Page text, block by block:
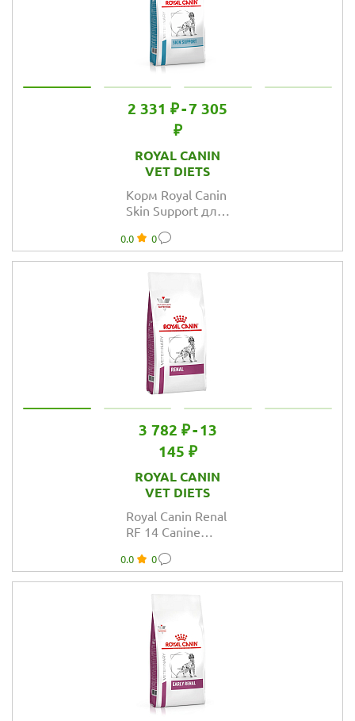
2 331 ₽-7 305
₽
ROYAL CANIN
VET DIETS
Корм Royal Canin
Skin Support для
атопии и
дерматозах
0.0 0
3 782 ₽- 13
145 ₽
ROYAL CANIN
VET DIETS
Royal Canin Renal
RF 14 Canine
диетический
для взрослых
собак для
поддержания
функции почек
0.0 0